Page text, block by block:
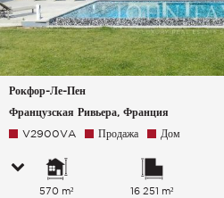
Рокфор-Ле-Пен
Французская Ривьера, Франция
V2900VA Продажа Дом
570 m² 16 251 m²